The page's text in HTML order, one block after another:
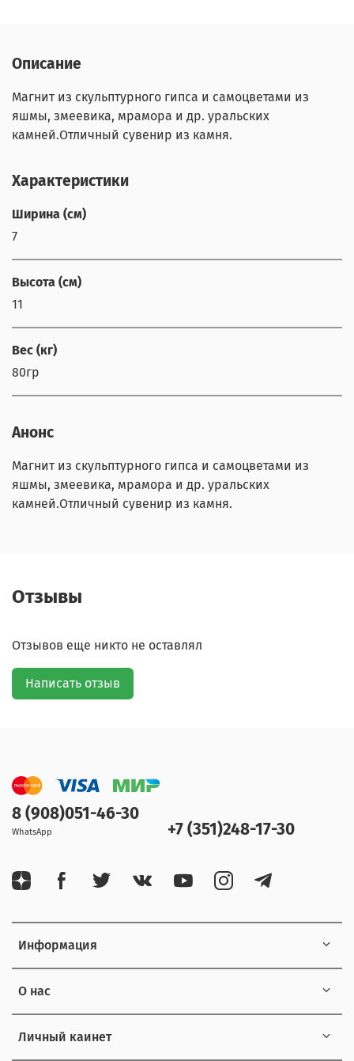
Описание
Магнит из скульптурного гипса и самоцветами из
яшмы, змеевика, мрамора и др. уральских
камней.Отличный сувенир из камня.
Характеристики
Ширина (см)
7
Высота (см)
11
Вес (кг)
80гр
Анонс
Магнит из скульптурного гипса и самоцветами из
яшмы, змеевика, мрамора и др. уральских
камней.Отличный сувенир из камня.
Отзывы
Отзывов еще никто не оставлял
Написать отзыв
Информация
О нас
Личный каинет
8 (908)051-46-30
WhatsApp +7 (351)248-17-30